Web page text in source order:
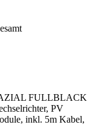
FULLBLACK
PV
inkl. 5m Kabel,